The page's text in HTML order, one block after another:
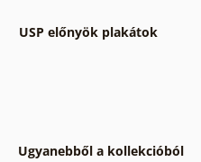
USP előnyök plakátok
Ugyanebből a kollekcióból